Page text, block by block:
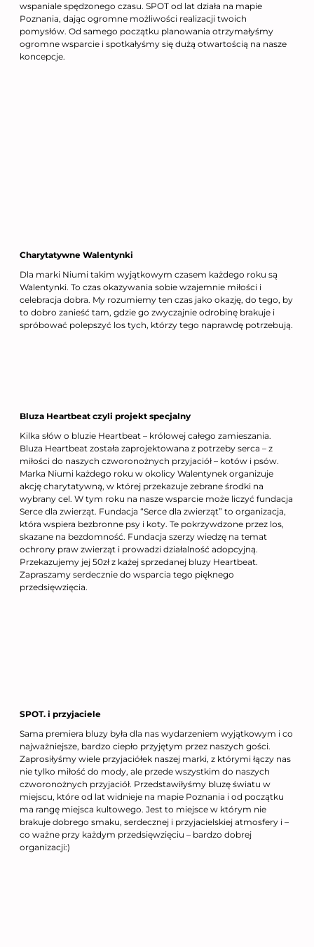
wspaniale spędzonego czasu. SPOT od lat działa na mapie
Poznania, dając ogromne możliwości realizacji twoich
pomysłów. Od samego początku planowania otrzymałyśmy
ogromne wsparcie i spotkałyśmy się dużą otwartością na nasze
koncepcje.
Charytatywne Walentynki
Dla marki Niumi takim wyjątkowym czasem każdego roku są
Walentynki. To czas okazywania sobie wzajemnie miłości i
celebracja dobra. My rozumiemy ten czas jako okazję, do tego, by
to dobro zanieść tam, gdzie go zwyczajnie odrobinę brakuje i
spróbować polepszyć los tych, którzy tego naprawdę potrzebują.
Bluza Heartbeat czyli projekt specjalny
Kilka słów o bluzie Heartbeat – królowej całego zamieszania.
Bluza Heartbeat została zaprojektowana z potrzeby serca – z
miłości do naszych czworonożnych przyjaciół – kotów i psów.
Marka Niumi każdego roku w okolicy Walentynek organizuje
akcję charytatywną, w której przekazuje zebrane środki na
wybrany cel. W tym roku na nasze wsparcie może liczyć fundacja
Serce dla zwierząt. Fundacja “Serce dla zwierząt” to organizacja,
która wspiera bezbronne psy i koty. Te pokrzywdzone przez los,
skazane na bezdomność. Fundacja szerzy wiedzę na temat
ochrony praw zwierząt i prowadzi działalność adopcyjną.
Przekazujemy jej 50zł z każej sprzedanej bluzy Heartbeat.
Zapraszamy serdecznie do wsparcia tego pięknego
przedsięwzięcia.
SPOT. i przyjaciele
Sama premiera bluzy była dla nas wydarzeniem wyjątkowym i co
najważniejsze, bardzo ciepło przyjętym przez naszych gości.
Zaprosiłyśmy wiele przyjaciółek naszej marki, z którymi łączy nas
nie tylko miłość do mody, ale przede wszystkim do naszych
czworonożnych przyjaciół. Przedstawiłyśmy bluzę światu w
miejscu, które od lat widnieje na mapie Poznania i od początku
ma rangę miejsca kultowego. Jest to miejsce w którym nie
brakuje dobrego smaku, serdecznej i przyjacielskiej atmosfery i –
co ważne przy każdym przedsięwzięciu – bardzo dobrej
organizacji:)